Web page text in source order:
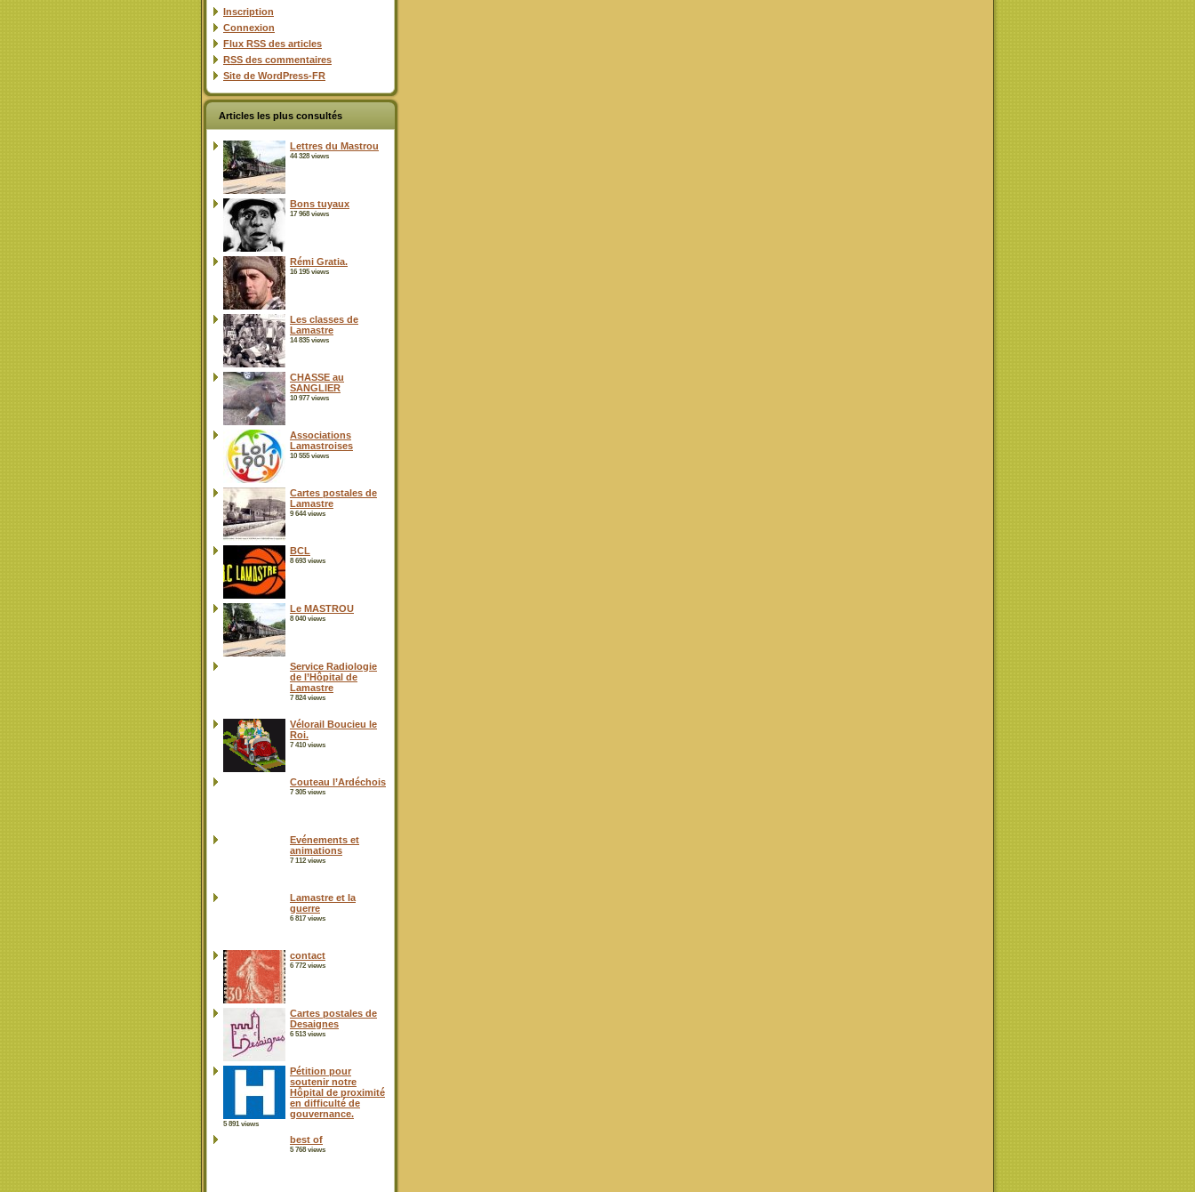
Inscription
Connexion
Flux RSS des articles
RSS des commentaires
Site de WordPress-FR
Articles les plus consultés
Lettres du Mastrou
44 328 views
Bons tuyaux
17 968 views
Rémi Gratia.
16 195 views
Les classes de
Lamastre
14 835 views
CHASSE au
SANGLIER
10 977 views
Associations
Lamastroises
10 555 views
Cartes postales de
Lamastre
9 644 views
BCL
8 693 views
Le MASTROU
8 040 views
Service Radiologie
de l’Hôpital de
Lamastre
7 824 views
Vélorail Boucieu le
Roi.
7 410 views
Couteau l’Ardéchois
7 305 views
Evénements et
animations
7 112 views
Lamastre et la
guerre
6 817 views
contact
6 772 views
Cartes postales de
Desaignes
6 513 views
Pétition pour
soutenir notre
Hôpital de proximité
en difficulté de
gouvernance.
5 891 views
best of
5 768 views